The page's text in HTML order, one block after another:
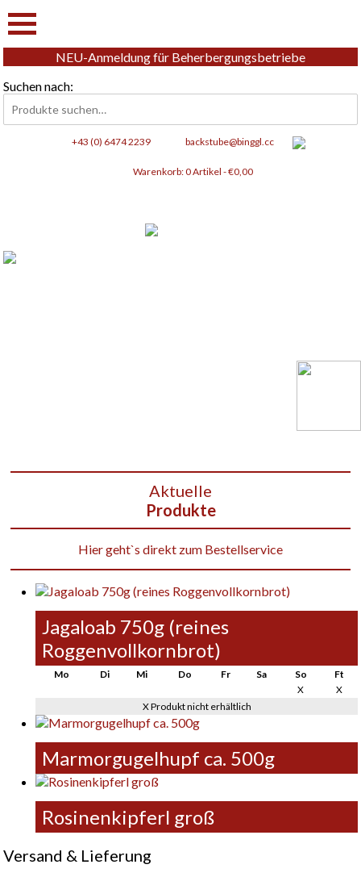
NEU-Anmeldung für Beherbergungsbetriebe
Suchen nach:
+43 (0) 6474 2239 backstube@binggl.cc
Warenkorb:0 Artikel -€0,00
Aktuelle
Produkte
Hier geht`s direkt zum Bestellservice
Jagaloab 750g (reines
Roggenvollkornbrot)
Mo Di Mi Do Fr Sa So
Ft
X
X
X Produkt nicht erhältlich
Marmorgugelhupf ca. 500g
Rosinenkipferl groß
Versand & Lieferung